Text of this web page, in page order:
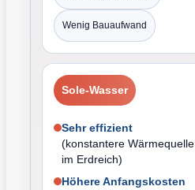
Wenig Bauaufwand
Sole-Wasser
Sehr effizient
(konstantere Wärmequelle
im Erdreich)
Höhere Anfangskosten